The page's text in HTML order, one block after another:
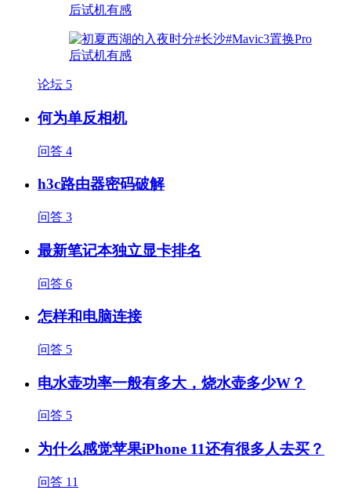
论坛 5
何为单反相机
问答 4
h3c路由器密码破解
问答 3
最新笔记本独立显卡排名
问答 6
怎样和电脑连接
问答 5
电水壶功率一般有多大，烧水壶多少W？
问答 5
为什么感觉苹果iPhone 11还有很多人去买？
问答 11